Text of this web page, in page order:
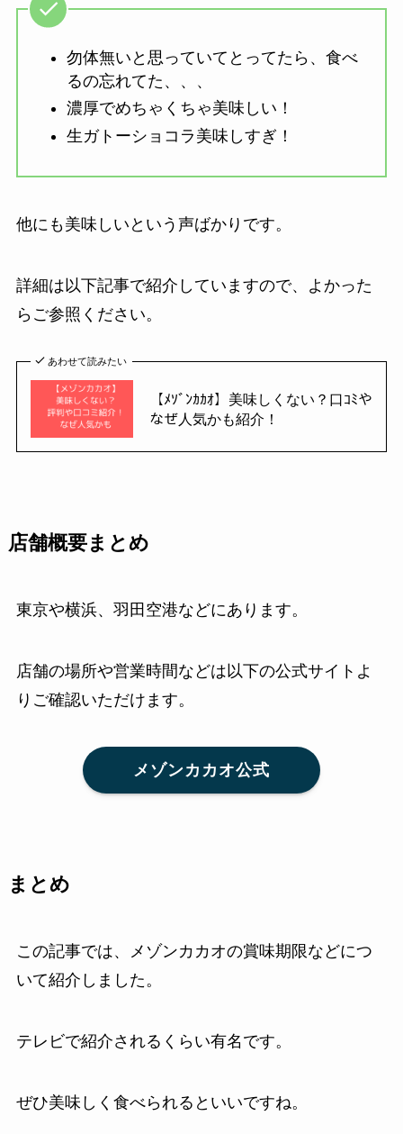
勿体無いと思っていてとってたら、食べ
るの忘れてた、、、
濃厚でめちゃくちゃ美味しい！
生ガトーショコラ美味しすぎ！
他にも美味しいという声ばかりです。
詳細は以下記事で紹介していますので、よかった
らご参照ください。
あわせて読みたい
【ﾒｿﾞﾝｶｶｵ】美味しくない？口ｺﾐや
なぜ人気かも紹介！
店舗概要まとめ
東京や横浜、羽田空港などにあります。
店舗の場所や営業時間などは以下の公式サイトよ
りご確認いただけます。
メゾンカカオ公式
まとめ
この記事では、メゾンカカオの賞味期限などにつ
いて紹介しました。
テレビで紹介されるくらい有名です。
ぜひ美味しく食べられるといいですね。